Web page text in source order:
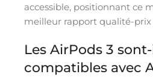
accessible, positionnant ce
meilleur rapport qualité-
Les AirPods 3
compatibles avec